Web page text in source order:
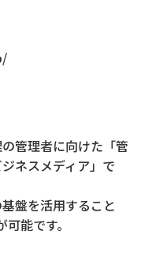
管理者に向けた「管
ネスメディア」で
盤を活用すること
能です。